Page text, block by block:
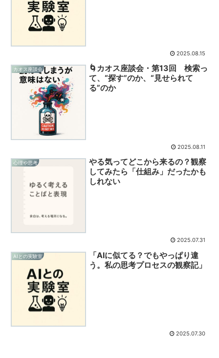
2025.08.15
カオス座談会
🌀カオス座談会・第13回 検索っ
て、“探す”のか、“見せられて
る”のか
2025.08.11
心理や思考
やる気ってどこから来るの？観察
してみたら「仕組み」だったかも
しれない
2025.07.31
AIとの実験室
「AIに似てる？でもやっぱり違
う。私の思考プロセスの観察記」
2025.07.30